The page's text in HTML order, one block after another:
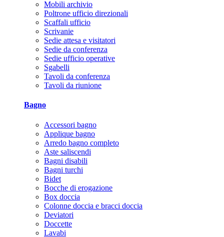
Mobili archivio
Poltrone ufficio direzionali
Scaffali ufficio
Scrivanie
Sedie attesa e visitatori
Sedie da conferenza
Sedie ufficio operative
Sgabelli
Tavoli da conferenza
Tavoli da riunione
Bagno
Accessori bagno
Applique bagno
Arredo bagno completo
Aste saliscendi
Bagni disabili
Bagni turchi
Bidet
Bocche di erogazione
Box doccia
Colonne doccia e bracci doccia
Deviatori
Doccette
Lavabi